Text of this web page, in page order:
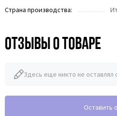
Страна производства:
Отзывы о товаре
Здесь еще никто не оставлял
Оставить